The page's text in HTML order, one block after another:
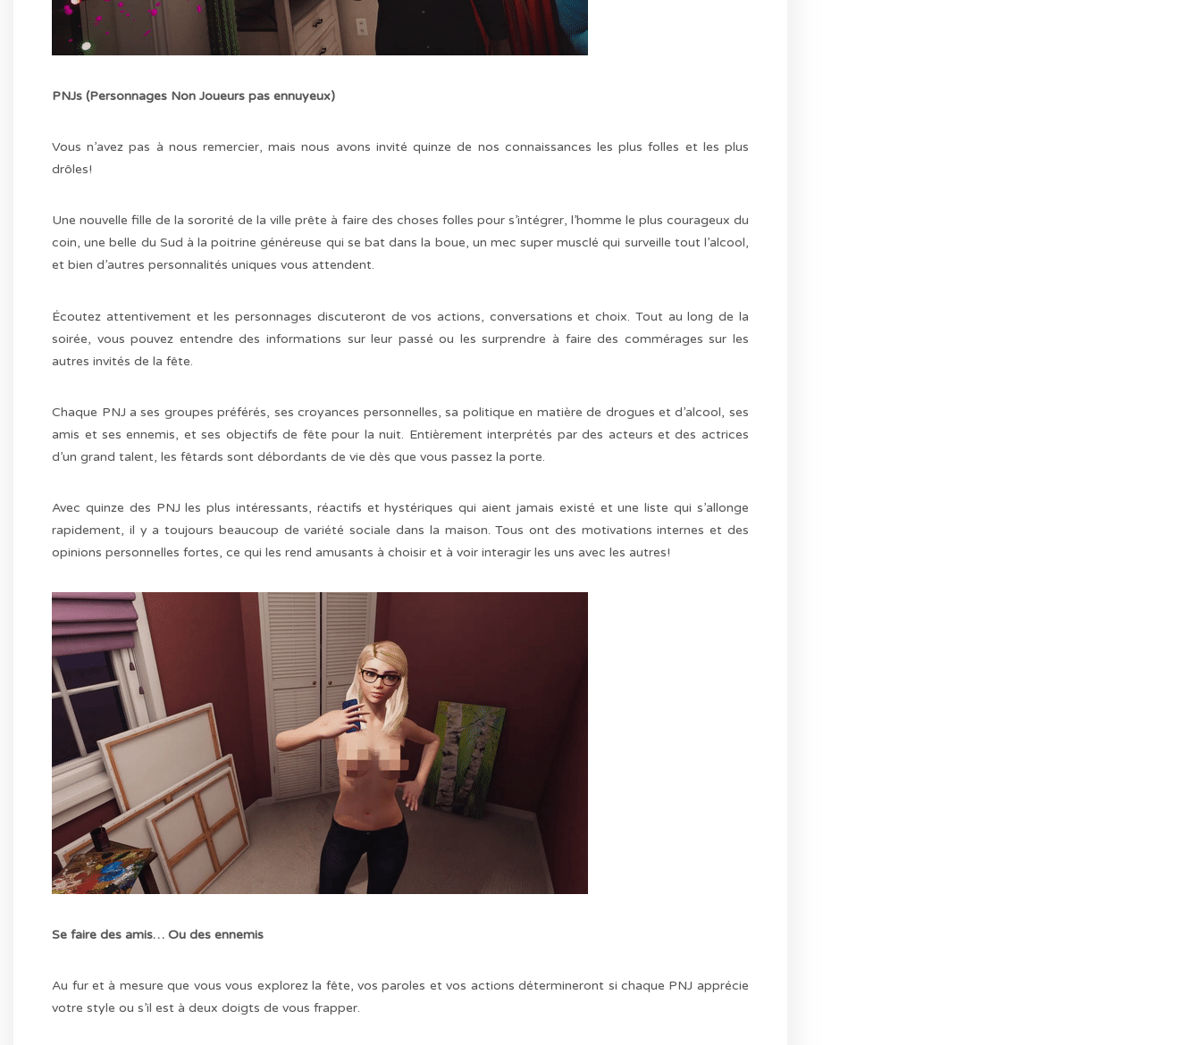
PNJs (Personnages Non Joueurs pas ennuyeux)
Vous n’avez pas à nous remercier, mais nous avons invité quinze de nos connaissances les plus folles et les plus
drôles!
Une nouvelle fille de la sororité de la ville prête à faire des choses folles pour s’intégrer, l’homme le plus courageux du
coin, une belle du Sud à la poitrine généreuse qui se bat dans la boue, un mec super musclé qui surveille tout l’alcool,
et bien d’autres personnalités uniques vous attendent.
Écoutez attentivement et les personnages discuteront de vos actions, conversations et choix. Tout au long de la
soirée, vous pouvez entendre des informations sur leur passé ou les surprendre à faire des commérages sur les
autres invités de la fête.
Chaque PNJ a ses groupes préférés, ses croyances personnelles, sa politique en matière de drogues et d’alcool, ses
amis et ses ennemis, et ses objectifs de fête pour la nuit. Entièrement interprétés par des acteurs et des actrices
d’un grand talent, les fêtards sont débordants de vie dès que vous passez la porte.
Avec quinze des PNJ les plus intéressants, réactifs et hystériques qui aient jamais existé et une liste qui s’allonge
rapidement, il y a toujours beaucoup de variété sociale dans la maison. Tous ont des motivations internes et des
opinions personnelles fortes, ce qui les rend amusants à choisir et à voir interagir les uns avec les autres!
Se faire des amis… Ou des ennemis
Au fur et à mesure que vous vous explorez la fête, vos paroles et vos actions détermineront si chaque PNJ apprécie
votre style ou s’il est à deux doigts de vous frapper.